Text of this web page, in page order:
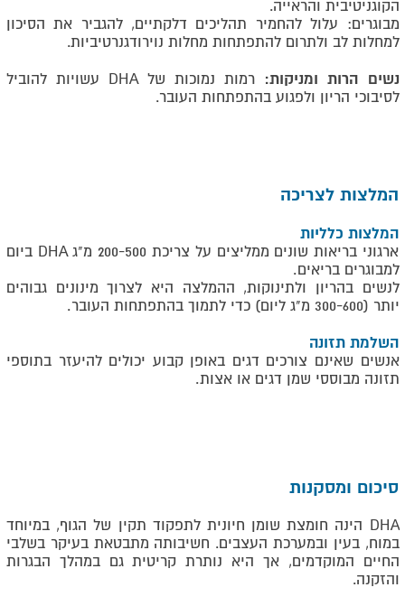
הקוגניטיבית והראייה.
מבוגרים: עלול להחמיר תהליכים דלקתיים, להגביר את הסיכון
למחלות לב ולתרום להתפתחות מחלות נוירודגנרטיביות.
נשים הרות ומניקות:
רמות נמוכות של DHA עשויות להוביל
לסיבוכי הריון ולפגוע בהתפתחות העובר.
המלצות לצריכה
המלצות כלליות
ארגוני בריאות שונים ממליצים על צריכת 200-500 מ"ג DHA ביום
למבוגרים בריאים.
לנשים בהריון ולתינוקות, ההמלצה היא לצרוך מינונים גבוהים
יותר (300-600 מ"ג ליום) כדי לתמוך בהתפתחות העובר
.
השלמת תזונה
אנשים שאינם צורכים דגים באופן קבוע יכולים להיעזר בתוספי
תזונה מבוססי שמן דגים או אצות.
סיכום ומסקנות
DHA הינה חומצת שומן חיונית לתפקוד תקין של הגוף, במיוחד
במוח, בעין ובמערכת העצבים. חשיבותה מתבטאת בעיקר בשלבי
החיים המוקדמים, אך היא נותרת קריטית גם במהלך הבגרות
והזקנה.